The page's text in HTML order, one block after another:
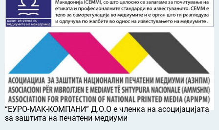
“ЕУРО-МАК-КОМПАНИ” Д.О.О е членка на асоцијацијата
за заштита на печатени медиуми